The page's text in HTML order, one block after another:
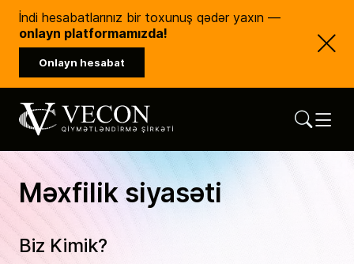
İndi hesabatlarınız bir toxunuş qədər yaxın —
onlayn platformamızda!
Onlayn hesabat
Vecon Consulting
Məxfilik siyasəti
Biz Kimik?